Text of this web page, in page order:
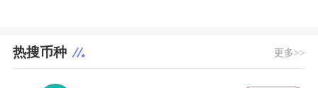
热搜币种 更多>>